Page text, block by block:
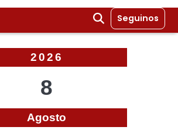
Seguinos
2026
8
Agosto